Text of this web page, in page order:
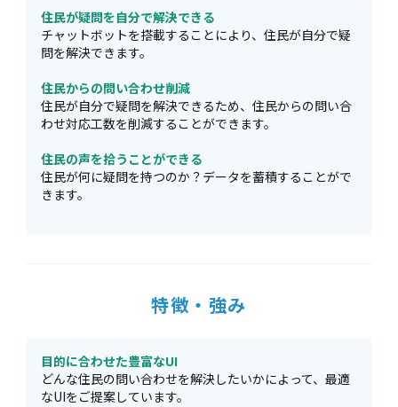
住民が疑問を自分で解決できる
チャットボットを搭載することにより、住民が自分で疑
問を解決できます。
住民からの問い合わせ削減
住民が自分で疑問を解決できるため、住民からの問い合
わせ対応工数を削減することができます。
住民の声を拾うことができる
住民が何に疑問を持つのか？データを蓄積することがで
きます。
特徴・強み
目的に合わせた豊富なUI
どんな住民の問い合わせを解決したいかによって、最適
なUIをご提案しています。